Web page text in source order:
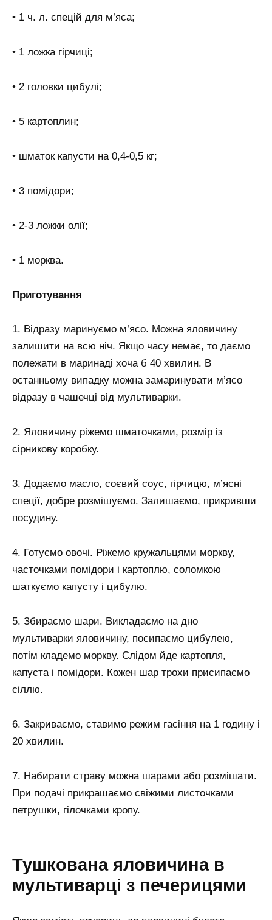
• 1 ч. л. спецій для м’яса;
• 1 ложка гірчиці;
• 2 головки цибулі;
• 5 картоплин;
• шматок капусти на 0,4-0,5 кг;
• 3 помідори;
• 2-3 ложки олії;
• 1 морква.
Приготування
1. Відразу маринуємо м’ясо. Можна яловичину
залишити на всю ніч. Якщо часу немає, то даємо
полежати в маринаді хоча б 40 хвилин. В
останньому випадку можна замаринувати м’ясо
відразу в чашечці від мультиварки.
2. Яловичину ріжемо шматочками, розмір із
сірникову коробку.
3. Додаємо масло, соєвий соус, гірчицю, м’ясні
спеції, добре розмішуємо. Залишаємо, прикривши
посудину.
4. Готуємо овочі. Ріжемо кружальцями моркву,
часточками помідори і картоплю, соломкою
шаткуємо капусту і цибулю.
5. Збираємо шари. Викладаємо на дно
мультиварки яловичину, посипаємо цибулею,
потім кладемо моркву. Слідом йде картопля,
капуста і помідори. Кожен шар трохи присипаємо
сіллю.
6. Закриваємо, ставимо режим гасіння на 1 годину і
20 хвилин.
7. Набирати страву можна шарами або розмішати.
При подачі прикрашаємо свіжими листочками
петрушки, гілочками кропу.
Тушкована яловичина в
мультиварці з печерицями